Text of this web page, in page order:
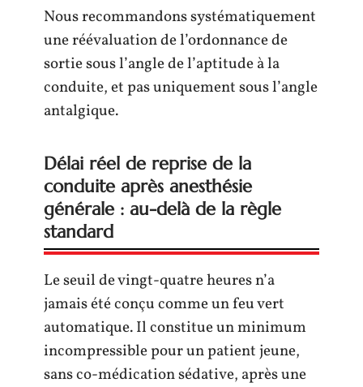
Nous recommandons systématiquement
une réévaluation de l’ordonnance de
sortie sous l’angle de l’aptitude à la
conduite, et pas uniquement sous l’angle
antalgique.
Délai réel de reprise de la
conduite après anesthésie
générale : au-delà de la règle
standard
Le seuil de vingt-quatre heures n’a
jamais été conçu comme un feu vert
automatique. Il constitue un minimum
incompressible pour un patient jeune,
sans co-médication sédative, après une